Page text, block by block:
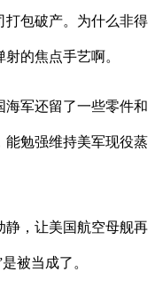
打包破产。为什么非得
的焦点手艺啊。
军还留了一些零件和
能勉强维持美军现役蒸
，让美国航空母舰再
被当成了。